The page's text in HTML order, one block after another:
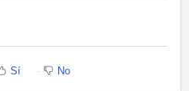
Sí No